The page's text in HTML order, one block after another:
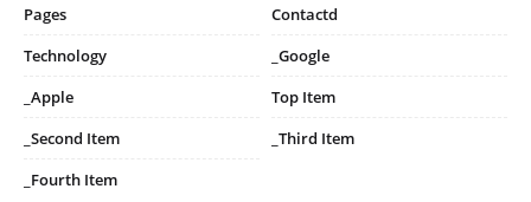
Pages
Contactd
Technology
_Google
_Apple
Top Item
_Second Item
_Third Item
_Fourth Item